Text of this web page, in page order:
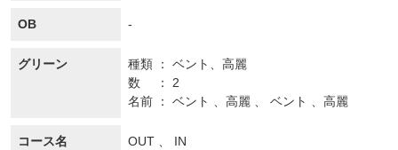
OB -
グリーン 種類 ベント、高麗
数
2
名前
ベント 、高麗 、 ベント 、高麗
コース名 OUT 、 IN